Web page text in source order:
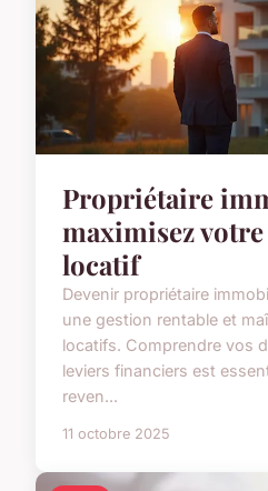
Propriétaire
maximisez
locatif
Devenir propriétaire
une gestion rentable et
locatifs. Comprendre vos
leviers financiers est
reven...
11 octobre 2025